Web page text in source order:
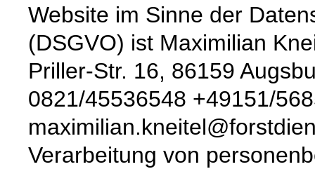
Website im Sinne der
(DSGVO) ist Maximilian
Priller-Str. 16, 86159
0821/45536548 +49151/
Verarbeitung von